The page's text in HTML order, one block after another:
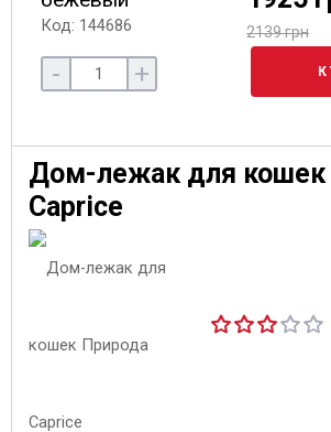
Код: 144686 2139 грн
- +
Дом-лежак для кошек
Caprice